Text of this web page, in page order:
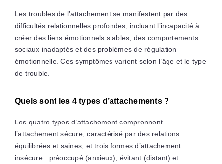
Les troubles de l’attachement se manifestent par des
difficultés relationnelles profondes, incluant l’incapacité à
créer des liens émotionnels stables, des comportements
sociaux inadaptés et des problèmes de régulation
émotionnelle. Ces symptômes varient selon l’âge et le type
de trouble.
Quels sont les 4 types d’attachements ?
Les quatre types d’attachement comprennent
l’attachement sécure, caractérisé par des relations
équilibrées et saines, et trois formes d’attachement
insécure : préoccupé (anxieux), évitant (distant) et